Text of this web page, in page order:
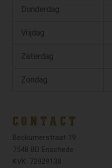
Donderdag
Vrijdag
Zaterdag
Zondag
CONTACT
Beckumerstraat 19
7548 BD Enschede
KVK: 72929138